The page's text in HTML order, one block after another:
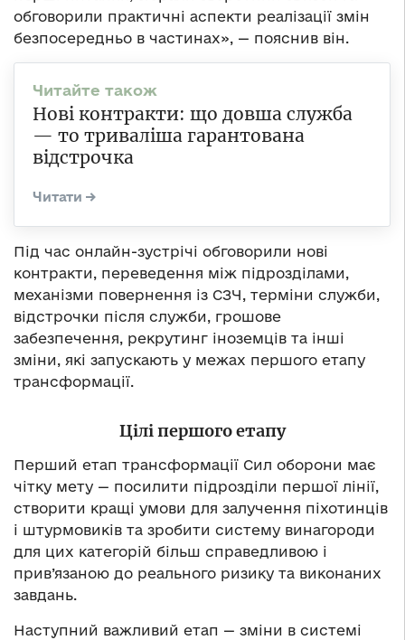
обговорили практичні аспекти реалізації змін
безпосередньо в частинах», — пояснив він.
Нові контракти: що довша служба
— то триваліша гарантована
відстрочка
Під час онлайн-зустрічі обговорили нові
контракти, переведення між підрозділами,
механізми повернення із СЗЧ, терміни служби,
відстрочки після служби, грошове
забезпечення, рекрутинг іноземців та інші
зміни, які запускають у межах першого етапу
трансформації.
Цілі першого етапу
Перший етап трансформації Сил оборони має
чітку мету — посилити підрозділи першої лінії,
створити кращі умови для залучення піхотинців
і штурмовиків та зробити систему винагороди
для цих категорій більш справедливою і
прив’язаною до реального ризику та виконаних
завдань.
Наступний важливий етап — зміни в системі